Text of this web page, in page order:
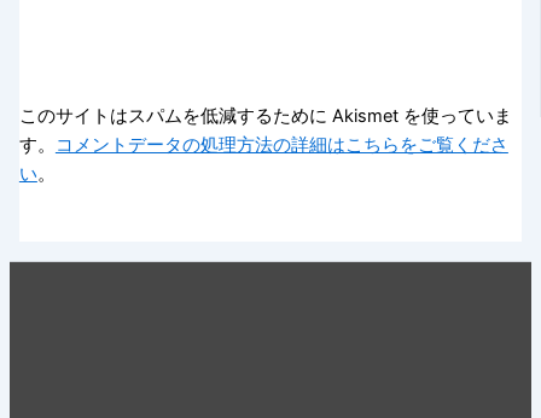
このサイトはスパムを低減するために Akismet を使っていま
す。
コメントデータの処理方法の詳細はこちらをご覧くださ
い。